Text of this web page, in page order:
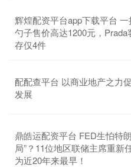
辉煌配资平台app下载平台
勺子售价高达1200元，Prada
存仅4件
配配查平台 以商业地产之力
发展
鼎皓运配资平台 FED生怕特
局”？11位地区联储主席重新
为近20年来最早！